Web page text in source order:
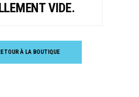
VIDE.
À LA BOUTIQUE